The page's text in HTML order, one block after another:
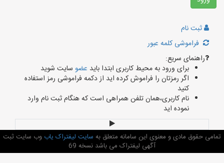
ثبت نام
فراموشی کلمه عبور
راهنمای سریع:
برای ورود به محیط کاربری ابتدا باید عضو سایت شوید
اگر رمزتان را فراموش کرده اید از دکمه فراموشی رمز استفاده
کنید
نام کاربری،همان تلفن همراهی است که هنگام ثبت نام وارد
نموده اید
تمامی حقوق مادی و معنوی این سامانه متعلق به سایت لیفتراک یاب وب سایت ثبت
آگهی لیفتراک می باشد نسخه 69